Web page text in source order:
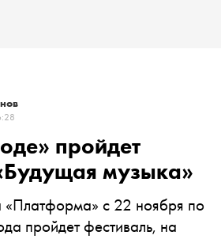
пройдет
музыка»
«Платформа» с 22 ноября по
пройдет фестиваль, на